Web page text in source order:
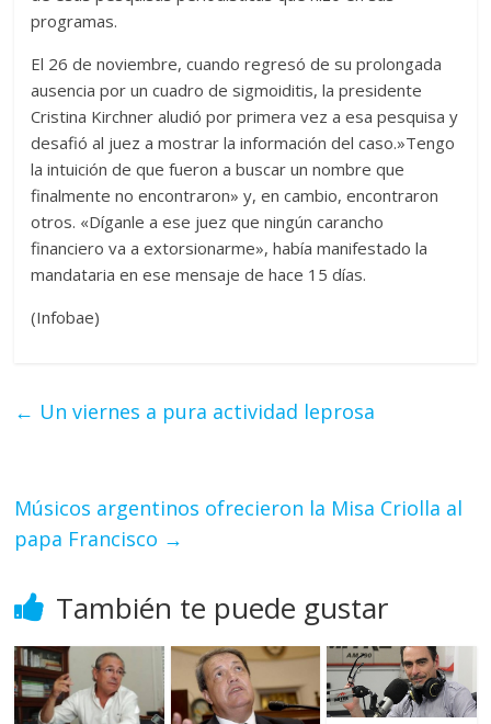
programas.
El 26 de noviembre, cuando regresó de su prolongada
ausencia por un cuadro de sigmoiditis, la presidente
Cristina Kirchner aludió por primera vez a esa pesquisa y
desafió al juez a mostrar la información del caso.»Tengo
la intuición de que fueron a buscar un nombre que
finalmente no encontraron» y, en cambio, encontraron
otros. «Díganle a ese juez que ningún carancho
financiero va a extorsionarme», había manifestado la
mandataria en ese mensaje de hace 15 días.
(Infobae)
← Un viernes a pura actividad leprosa
Músicos argentinos ofrecieron la Misa Criolla al
papa Francisco →
También te puede gustar